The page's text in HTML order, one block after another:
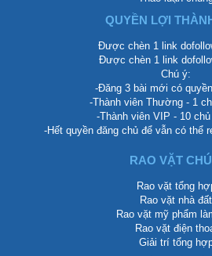
QUYỀN LỢI
Được chèn 1 link
Được chèn 1 link
Chú ý:
-Đăng 3 bài mới có
-Thành viên Thường - 1
-Thành viên VIP - 10
-Hết quyền đăng chủ để vẫn có thể
RAO VẶT
Rao vặt tổng
Rao vặt nhà đất
Rao vặt mỹ phẩm
Rao vặt điện
Giải trí tổng